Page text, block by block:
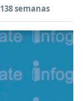
semanas